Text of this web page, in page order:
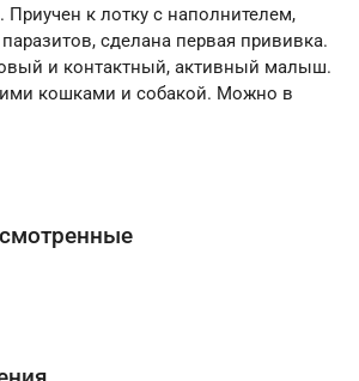
Приучен к лотку с наполнителем,
сделана первая прививка.
и контактный, активный малыш.
кошками и собакой. Можно в